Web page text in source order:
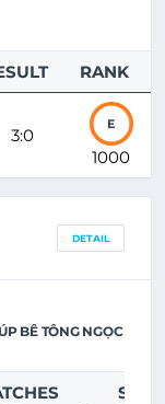
RANK
3:0
E
1000
DETAIL
BÊ TÔNG NGỌC